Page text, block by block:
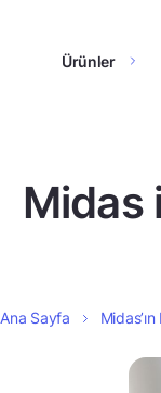
Ürünler
Midas
Ana Sayfa